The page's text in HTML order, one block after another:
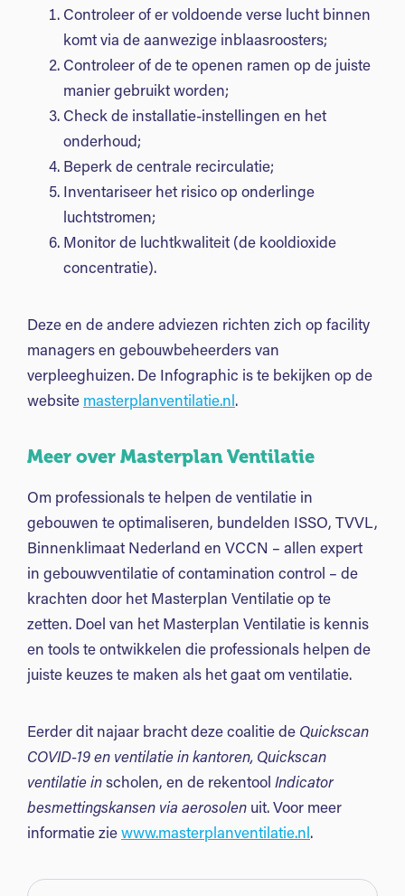
Controleer of er voldoende verse lucht binnen
komt via de aanwezige inblaasroosters;
Controleer of de te openen ramen op de juiste
manier gebruikt worden;
Check de installatie-instellingen en het
onderhoud;
Beperk de centrale recirculatie;
Inventariseer het risico op onderlinge
luchtstromen;
Monitor de luchtkwaliteit (de kooldioxide
concentratie).
Deze en de andere adviezen richten zich op facility
managers en gebouwbeheerders van
verpleeghuizen. De Infographic is te bekijken op de
website masterplanventilatie.nl .
Meer over Masterplan Ventilatie
Om professionals te helpen de ventilatie in
gebouwen te optimaliseren, bundelden ISSO, TVVL,
Binnenklimaat Nederland en VCCN – allen expert
in gebouwventilatie of contamination control – de
krachten door het Masterplan Ventilatie op te
zetten. Doel van het Masterplan Ventilatie is kennis
en tools te ontwikkelen die professionals helpen de
juiste keuzes te maken als het gaat om ventilatie.
Eerder dit najaar bracht deze coalitie de Quickscan
COVID-19 en ventilatie in kantoren, Quickscan
ventilatie in scholen, en de rekentool Indicator
besmettingskansen via aerosolen uit. Voor meer
informatie zie www.masterplanventilatie.nl .